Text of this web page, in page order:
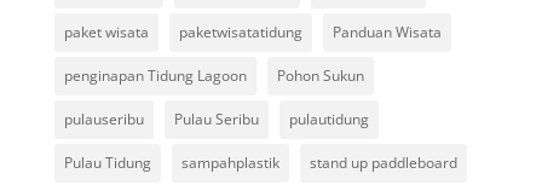
paket wisata paketwisatatidung Panduan Wisata
penginapan Tidung Lagoon Pohon Sukun
pulauseribu Pulau Seribu pulautidung
Pulau Tidung sampahplastik stand up paddleboard